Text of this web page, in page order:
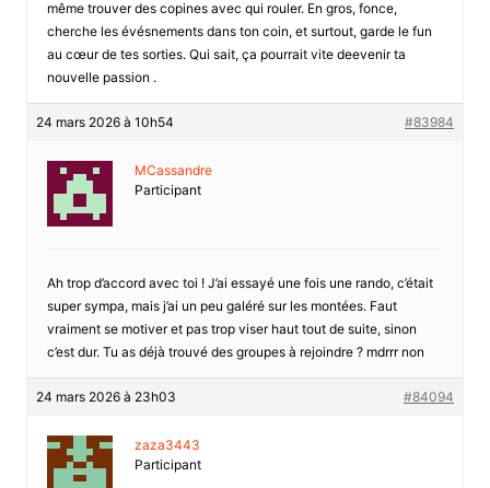
même trouver des copines avec qui rouler. En gros, fonce,
cherche les évésnements dans ton coin, et surtout, garde le fun
au cœur de tes sorties. Qui sait, ça pourrait vite deevenir ta
nouvelle passion .
24 mars 2026 à 10h54 #83984
MCassandre
Participant
Ah trop d’accord avec toi ! J’ai essayé une fois une rando, c’était
super sympa, mais j’ai un peu galéré sur les montées. Faut
vraiment se motiver et pas trop viser haut tout de suite, sinon
c’est dur. Tu as déjà trouvé des groupes à rejoindre ? mdrrr non
24 mars 2026 à 23h03 #84094
zaza3443
Participant